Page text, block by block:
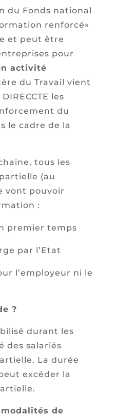
du Fonds national
renforcé»
et peut être
pour
activité
du Travail vient
les
du
le cadre de la
tous les
(au
vont pouvoir
:
premier temps
par l’Etat
l’employeur ni le
?
durant les
des salariés
La durée
excéder la
de